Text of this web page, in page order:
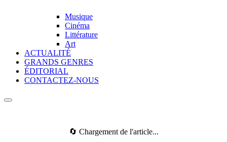
Musique
Cinéma
Littérature
Art
ACTUALITÉ
GRANDS GENRES
ÉDITORIAL
CONTACTEZ-NOUS
🔄 Chargement de l'article...